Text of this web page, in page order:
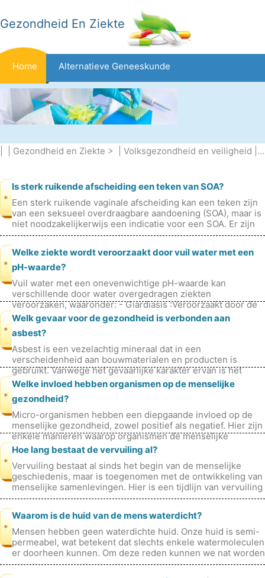
Gezondheid En Ziekte
Home Alternatieve Geneeskunde
Beten En Steken Kanker
Aandoeningen En Behandelingen Mond- En Tandzorg
Dieet En Voeding Gezinsgezondheid
Geestelijke Gezondheid Volksgezondheid En Veiligheid
Operaties Gezondheid
Gezondheid en Ziekte > | Volksgezondheid en veiligheid
*
Is sterk ruikende afscheiding een teken van SOA?
Een sterk ruikende vaginale afscheiding kan een teken zijn
van een seksueel overdraagbare aandoening (SOA), maar is
niet noodzakelijkerwijs een indicatie voor een SOA. Er zijn
veel andere oo
*
Welke ziekte wordt veroorzaakt door vuil water met een
pH-waarde?
Vuil water met een onevenwichtige pH-waarde kan
verschillende door water overgedragen ziekten
veroorzaken, waaronder: - Giardiasis :Veroorzaakt door de
protozoaire parasiet *Giardia intesti
*
Welk gevaar voor de gezondheid is verbonden aan
asbest?
Asbest is een vezelachtig mineraal dat in een
verscheidenheid aan bouwmaterialen en producten is
gebruikt. Vanwege het gevaarlijke karakter ervan is het
gebruik ervan in veel landen echter a
*
Welke invloed hebben organismen op de menselijke
gezondheid?
Micro-organismen hebben een diepgaande invloed op de
menselijke gezondheid, zowel positief als negatief. Hier zijn
enkele manieren waarop organismen de menselijke
gezondheid beïnvloeden: Po
*
Hoe lang bestaat de vervuiling al?
Vervuiling bestaat al sinds het begin van de menselijke
geschiedenis, maar is toegenomen met de ontwikkeling van
menselijke samenlevingen. Hier is een tijdlijn van vervuiling
door de geschie
*
Waarom is de huid van de mens waterdicht?
Mensen hebben geen waterdichte huid. Onze huid is semi-
permeabel, wat betekent dat slechts enkele watermoleculen
er doorheen kunnen. Om deze reden kunnen we nat worden
als we worden blootges